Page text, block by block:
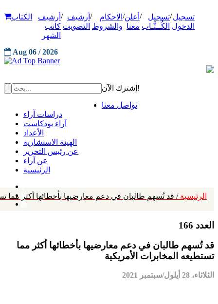
تسجيل
الدخول
/تسجيل
الكُــتَّـاب
/ أعلن
معنا
/ الاحكام
والشروط
/ أرشيف
التصويت
/ أرشيف
كاتب
الشهر
الكتاب
Aug 06 / 2026
إشترك الآن!
تواصل معنا
دراسات آراء
آراء بودكاست
الأعداد
الهيئة الاستشارية
عن رئيس التحرير
عن آراء
الرئيسية
الرئيسية / قد تُسهم طالبان في دعم معارضيها بأخطائها أكثر مما
العدد 166
قد تُسهم طالبان في دعم معارضيها بأخطائها أكثر مما
تستطيعه المخابرات الأمريكية
الثلاثاء، 28 أيلول/سبتمبر 2021